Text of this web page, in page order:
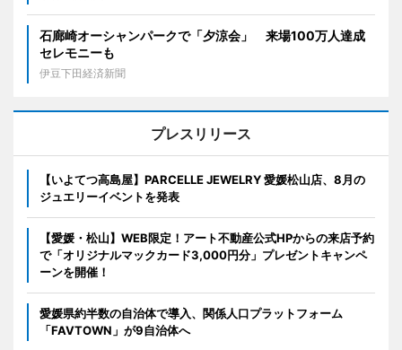
石廊崎オーシャンパークで「夕涼会」 来場100万人達成
セレモニーも
伊豆下田経済新聞
プレスリリース
【いよてつ高島屋】PARCELLE JEWELRY 愛媛松山店、8月の
ジュエリーイベントを発表
【愛媛・松山】WEB限定！アート不動産公式HPからの来店予約
で「オリジナルマックカード3,000円分」プレゼントキャンペ
ーンを開催！
愛媛県約半数の自治体で導入、関係人口プラットフォーム
「FAVTOWN」が9自治体へ